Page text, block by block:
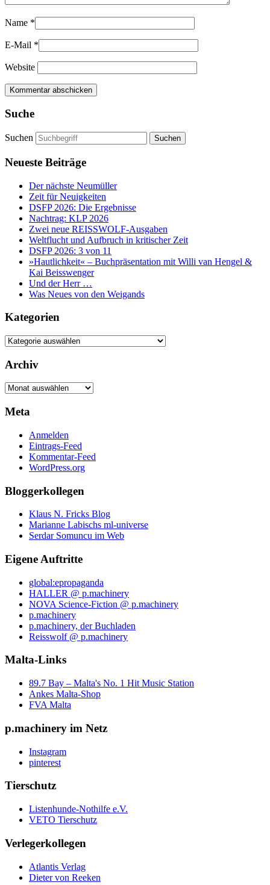
Name *
E-Mail *
Website
Suche
Suchen
Neueste Beiträge
Der nächste Neumüller
Zeit für Neuigkeiten
DSFP 2026: Die Ergebnisse
Nachtrag: KLP 2026
Zwei neue REISSWOLF-Ausgaben
Weltflucht und Aufbruch in kritischer Zeit
DSFP 2026: 3 von 11
»Hautlichkeit« – Buchpräsentation mit Willi van Hengel &
Kai Beisswenger
Und der Herr …
Was Neues von den Weigands
Kategorien
Kategorien
Archiv
Archiv
Meta
Anmelden
Eintrags-Feed
Kommentar-Feed
WordPress.org
Bloggerkollegen
Klaus N. Fricks Blog
Marianne Labischs ml-universe
Serdar Somuncu im Web
Eigene Auftritte
global:epropaganda
HALLER @ p.machinery
NOVA Science-Fiction @ p.machinery
p.machinery
p.machinery, der Buchladen
Reisswolf @ p.machinery
Malta-Links
89.7 Bay – Malta's No. 1 Hit Music Station
Ankes Malta-Shop
FVA Malta
p.machinery im Netz
Instagram
pinterest
Tierschutz
Listenhunde-Nothilfe e.V.
VETO Tierschutz
Verlegerkollegen
Atlantis Verlag
Dieter von Reeken